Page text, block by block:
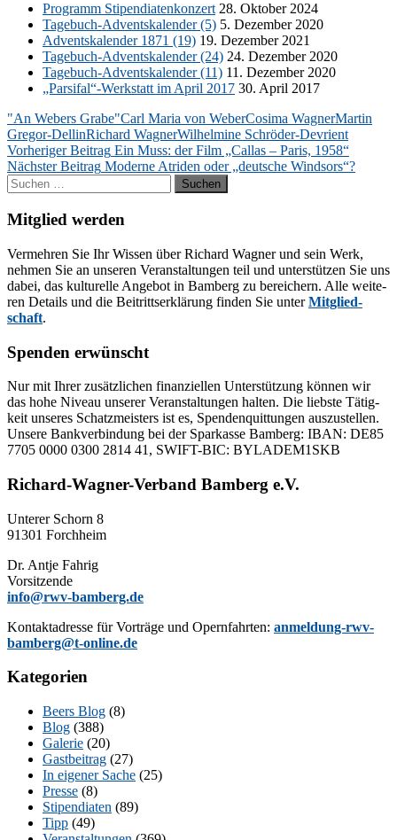
Pro­gramm Sti­pen­dia­ten­kon­zert28. Ok­to­ber 2024
Ta­ge­buch-Ad­vents­ka­len­der (5) 5. De­zem­ber 2020
Ad­vents­ka­len­der 1871 (19) 19. De­zem­ber 2021
Ta­ge­buch-Ad­vents­ka­len­der (24) 24. De­zem­ber 2020
Ta­ge­buch-Ad­vents­ka­len­der (11) 11. De­zem­ber 2020
„Parsifal“-Werkstatt im April 2017 30. April 2017
"An Webers Grabe"Carl Maria von WeberCosima WagnerMartin
Gregor-DellinRichard WagnerWilhelmine Schröder-Devrient
Beitragsnavigation
Vorheriger Beitrag Ein Muss: der Film „Callas – Paris, 1958“
Nächster Beitrag Moderne Atriden oder „deutsche Windsors“?
Suchen
nach:
Mitglied werden
Ver­meh­ren Sie Ihr Wis­sen über Ri­chard Wag­ner und sein Werk,
neh­men Sie an un­se­ren Ver­an­stal­tun­gen teil und un­ter­stüt­zen Sie uns
da­bei, das kul­tu­rel­le An­ge­bot in Bam­berg zu be­rei­chern. Alle wei­te­
ren De­tails und die Bei­tritts­er­klä­rung fin­den Sie un­terMit­glied­
schaft.
Spenden erwünscht
Nur mit Ih­rer zu­sätz­li­chen fi­nan­zi­el­len Un­ter­stüt­zung kön­nen wir
das hohe Ni­veau un­se­rer Ver­an­stal­tun­gen hal­ten. Die liebs­te Tä­tig­
keit un­se­res Schatz­meis­ters ist es, Spen­den­quit­tun­gen aus­zu­stel­len.
Un­se­re Bank­ver­bin­dung bei der Spar­kas­se Bam­berg: IBAN: DE85
7705 0000 0300 2814 41, SWIFT-BIC: BYLADEM1SKB
Richard-Wagner-Verband Bamberg e.V.
Un­te­rer Schorn 8
91301 Forchheim
Dr. Ant­je Fahrig
Vorsitzende
info@rwv-bamberg.de
Kon­takt­adres­se für Vor­trä­ge und Opern­fahr­ten: anmeldung-rwv-
bamberg@t-online.de
Kategorien
Beers Blog (8)
Blog (388)
Galerie (20)
Gastbeitrag (27)
In eigener Sache (25)
Presse (8)
Stipendiaten (89)
Tipp (49)